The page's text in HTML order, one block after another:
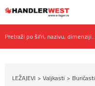
Pretraži po šifri, nazivu, dimenziji..
LEŽAJEVI Valjkasti Buričasti